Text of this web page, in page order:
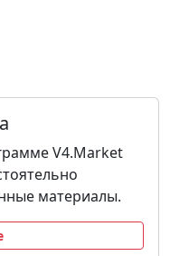
V4.Market
материалы.